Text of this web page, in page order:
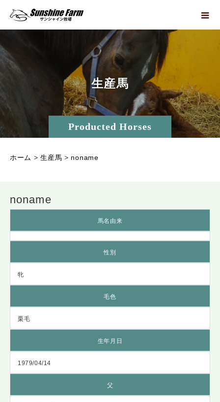
Producted Horses
生産馬
ホーム >生産馬 > noname
noname
馬名由来
性別
牝
毛色
栗毛
生年月日
1979/04/14
父